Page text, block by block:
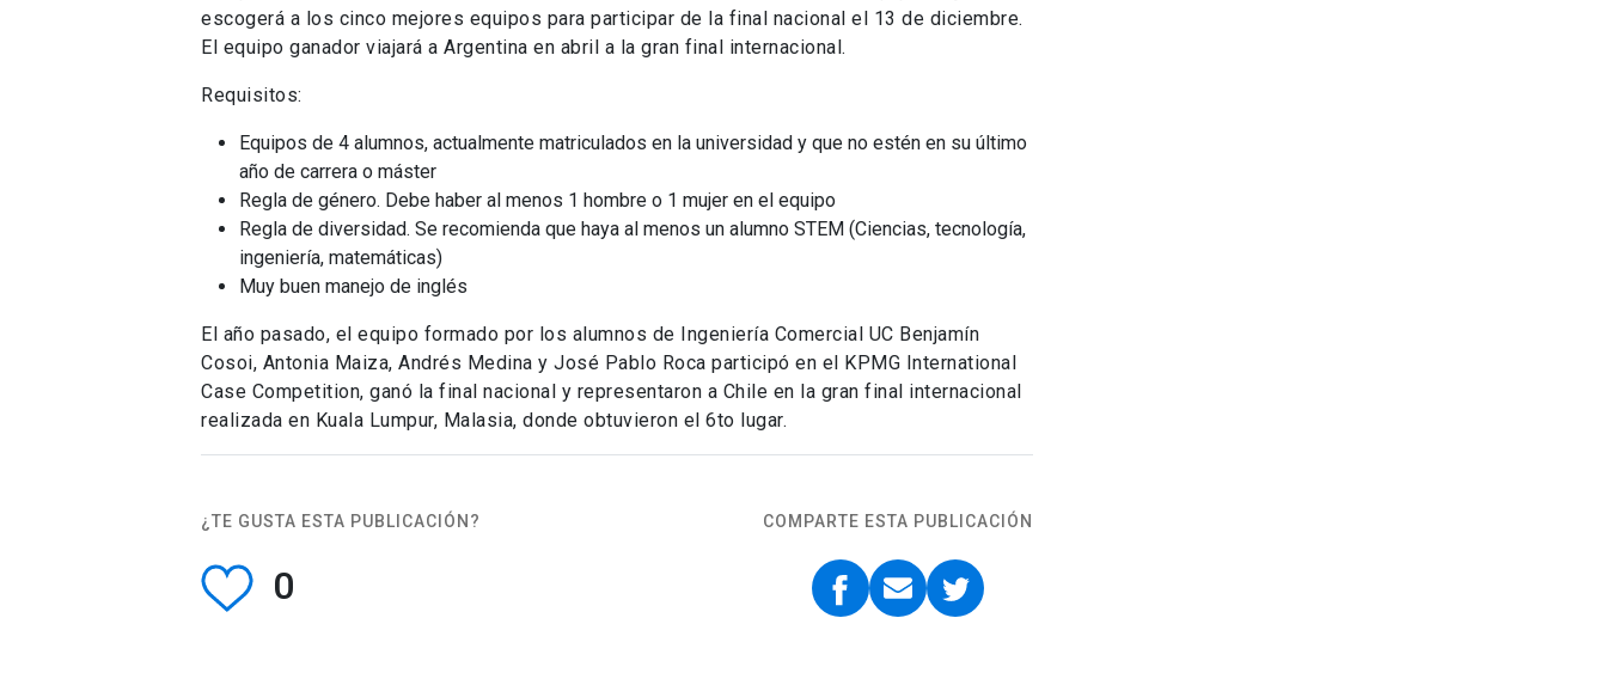
escogerá a los cinco mejores equipos para participar de la final nacional el 13 de diciembre.
El equipo ganador viajará a Argentina en abril a la gran final internacional.
Requisitos:
Equipos de 4 alumnos, actualmente matriculados en la universidad y que no estén en su último
año de carrera o máster
Regla de género. Debe haber al menos 1 hombre o 1 mujer en el equipo
Regla de diversidad. Se recomienda que haya al menos un alumno STEM (Ciencias, tecnología,
ingeniería, matemáticas)
Muy buen manejo de inglés
El año pasado, el equipo formado por los alumnos de Ingeniería Comercial UC Benjamín
Cosoi, Antonia Maiza, Andrés Medina y José Pablo Roca participó en el KPMG International
Case Competition, ganó la final nacional y representaron a Chile en la gran final internacional
realizada en Kuala Lumpur, Malasia, donde obtuvieron el 6to lugar.
¿TE GUSTA ESTA PUBLICACIÓN?
0
COMPARTE ESTA PUBLICACIÓN